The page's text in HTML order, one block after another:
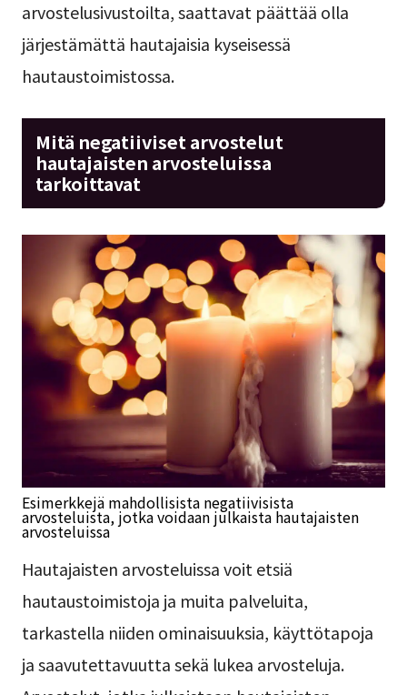
arvostelusivustoilta, saattavat päättää olla
järjestämättä hautajaisia kyseisessä
hautaustoimistossa.
Mitä negatiiviset arvostelut
hautajaisten arvosteluissa
tarkoittavat
Esimerkkejä mahdollisista negatiivisista
arvosteluista, jotka voidaan julkaista hautajaisten
arvosteluissa
Hautajaisten arvosteluissa voit etsiä
hautaustoimistoja ja muita palveluita,
tarkastella niiden ominaisuuksia, käyttötapoja
ja saavutettavuutta sekä lukea arvosteluja.